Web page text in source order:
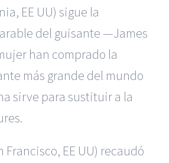
EE UU) sigue la
del guisante —James
han comprado la
más grande del mundo
sirve para sustituir a la
Francisco, EE UU) recaudó